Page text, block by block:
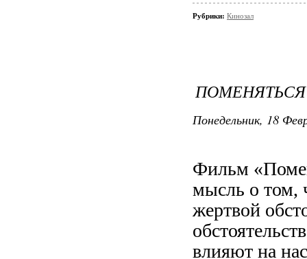
Рубрики: Кинозал
Понедельник, 18
Фильм
мысль о том,
жертвой
влияют на